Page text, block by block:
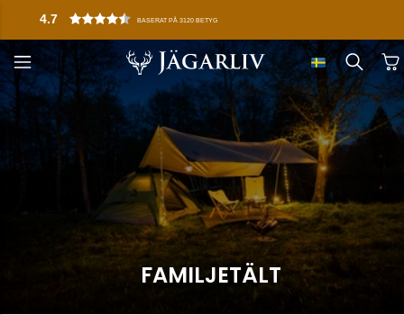
4.7 BASERAT PÅ 3120 BETYG
FAMILJETÄLT